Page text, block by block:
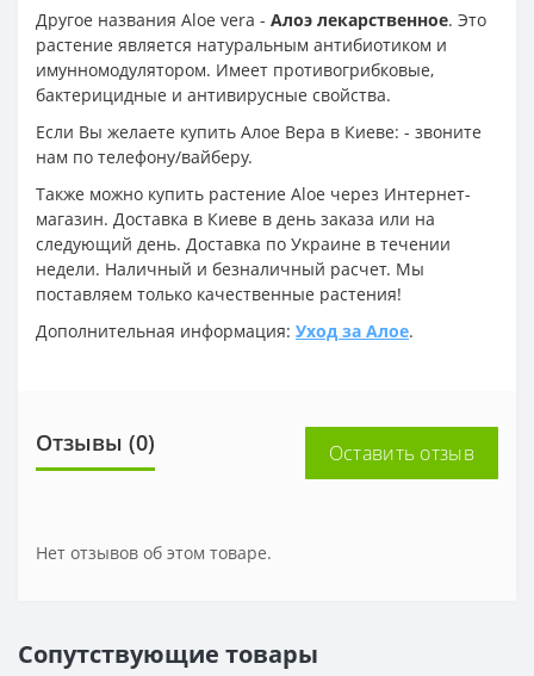
Другое названия Aloe vera - Алоэ лекарственное. Это
растение является натуральным антибиотиком и
имунномодулятором. Имеет противогрибковые,
бактерицидные и антивирусные свойства.
Если Вы желаете купить Алое Вера в Киеве: - звоните
нам по телефону/вайберу.
Также можно купить растение Aloe через Интернет-
магазин. Доставка в Киеве в день заказа или на
следующий день. Доставка по Украине в течении
недели. Наличный и безналичный расчет. Мы
поставляем только качественные растения!
Дополнительная информация: Уход за Алое.
Отзывы (0) Оставить отзыв
Нет отзывов об этом товаре.
Сопутствующие товары